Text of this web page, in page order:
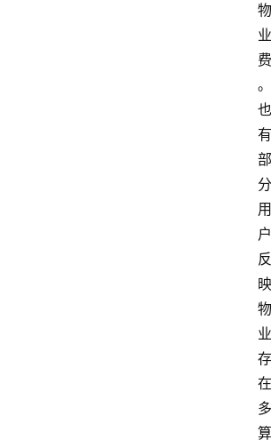
物
业
费
。
也
有
部
分
用
户
反
映
物
业
存
在
多
算